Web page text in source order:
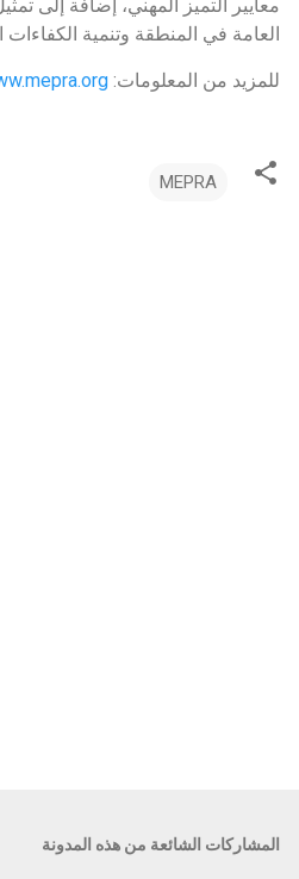
معايير التميز المهني، إضافة إلى
العامة في المنطقة وتنمية الكفاءات
للمزيد من المعلومات:
MEPRA
المشاركات الشائعة من هذه المدونة